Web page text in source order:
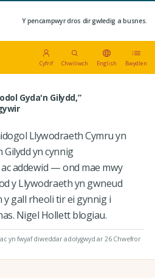
Y pencampwyr dros dir gwledig a busnes.
Cyfrif Chwiliwch English Bwydlen
Gyda'n Gilydd,”
Llywodraeth Cymru yn
yn cynnig
addewid — ond mae mwy
y Llywodraeth yn gwneud
gall rheoli tir ei gynnig i
Nigel Hollett blogiau.
ac yn fwyaf diweddar adolygwyd ar 26 Chwefror